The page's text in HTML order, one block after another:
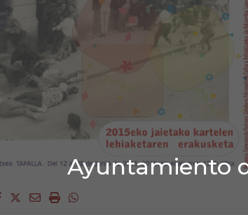
Ayuntamiento
Facebook
Twitter
EmailImprimirWhatsapp